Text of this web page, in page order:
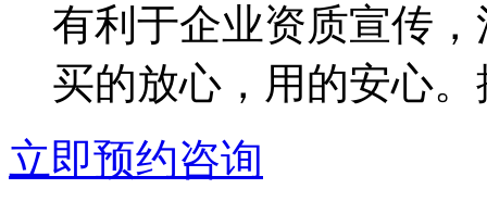
有利于企业资质宣传
买的放心，用的安心
立即预约咨询